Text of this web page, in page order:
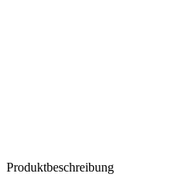
Produktbeschreibung